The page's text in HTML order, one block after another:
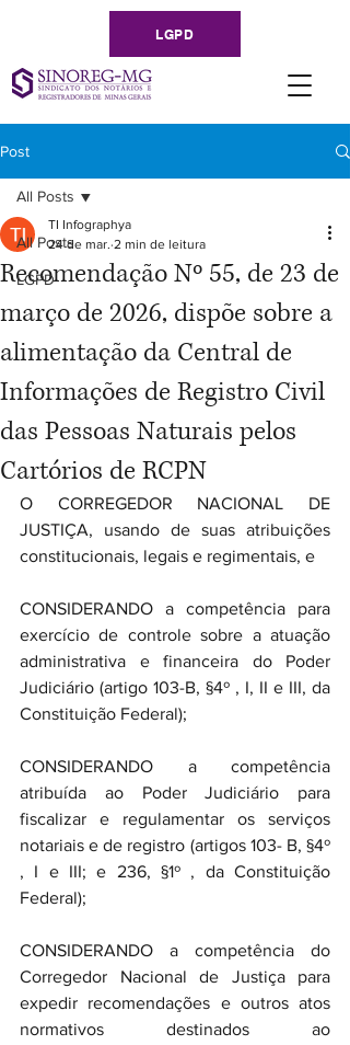
LGPD
Post
All Posts
LGPD
All Posts
Recomendação Nº 55, de 23 de
março de 2026, dispõe sobre a
alimentação da Central de
Informações de Registro Civil
das Pessoas Naturais pelos
Cartórios de RCPN
TI Infographya
24 de mar. 2 min de leitura
O CORREGEDOR NACIONAL DE
JUSTIÇA, usando de suas atribuições
constitucionais, legais e regimentais, e
CONSIDERANDO a competência para
exercício de controle sobre a atuação
administrativa e financeira do Poder
Judiciário (artigo 103-B, §4º , I, II e III, da
Constituição Federal);
CONSIDERANDO a competência
atribuída ao Poder Judiciário para
fiscalizar e regulamentar os serviços
notariais e de registro (artigos 103- B, §4º
, I e III; e 236, §1º , da Constituição
Federal);
CONSIDERANDO a competência do
Corregedor Nacional de Justiça para
expedir recomendações e outros atos
normativos destinados ao